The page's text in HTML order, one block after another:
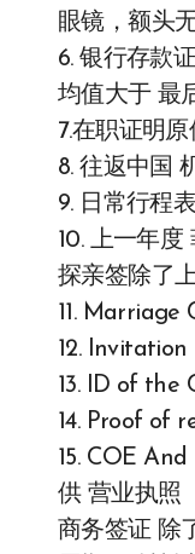
眼镜，额头
6. 银行存款
均值大于 最
7.在职证明
8. 往返中国
9. 日常行程
10. 上一年
探亲签除了
11.
12.
13. ID of the
14. Proof of
15. COE
供 营业执照
商务签证 除